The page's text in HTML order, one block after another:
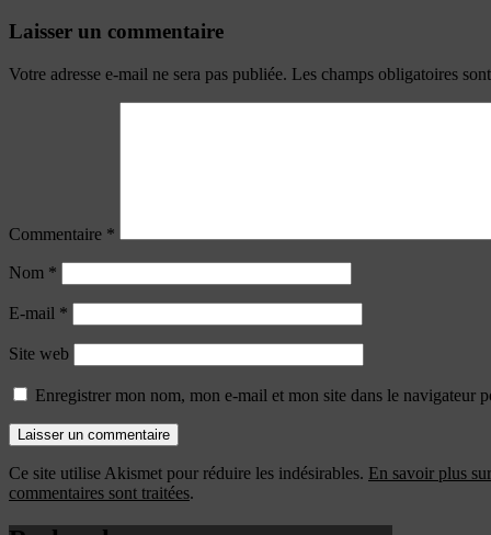
Laisser un commentaire
Votre adresse e-mail ne sera pas publiée. Les champs obligatoires
Commentaire *
Nom *
E-mail *
Site web
Enregistrer mon nom, mon e-mail et mon site dans le navigateur
Ce site utilise Akismet pour réduire les indésirables. En savoir plus
commentaires sont traitées.